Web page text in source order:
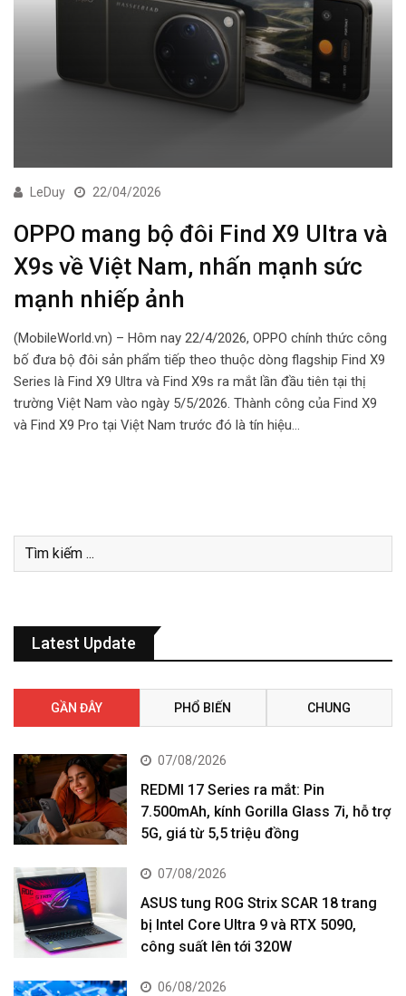
LeDuy 22/04/2026
OPPO mang bộ đôi Find X9 Ultra và
X9s về Việt Nam, nhấn mạnh sức
mạnh nhiếp ảnh
(MobileWorld.vn) – Hôm nay 22/4/2026, OPPO chính thức công
bố đưa bộ đôi sản phẩm tiếp theo thuộc dòng flagship Find X9
Series là Find X9 Ultra và Find X9s ra mắt lần đầu tiên tại thị
trường Việt Nam vào ngày 5/5/2026. Thành công của Find X9
và Find X9 Pro tại Việt Nam trước đó là tín hiệu…
Latest Update
GẦN ĐÂY PHỔ BIẾN CHUNG
07/08/2026
REDMI 17 Series ra mắt: Pin
7.500mAh, kính Gorilla Glass 7i, hỗ trợ
5G, giá từ 5,5 triệu đồng
07/08/2026
ASUS tung ROG Strix SCAR 18 trang
bị Intel Core Ultra 9 và RTX 5090,
công suất lên tới 320W
06/08/2026